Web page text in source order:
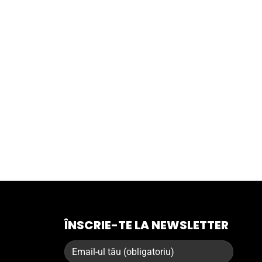
ÎNSCRIE-TE LA NEWSLETTER